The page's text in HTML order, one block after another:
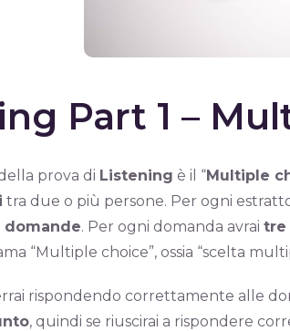
Part 1 –
prova di Listening è il “Multiple
tra due o più persone. Per ogni
domande. Per ogni domanda avrai tre
“Multiple choice”, ossia “scelta
rispondendo correttamente alle
, quindi se riuscirai a rispondere